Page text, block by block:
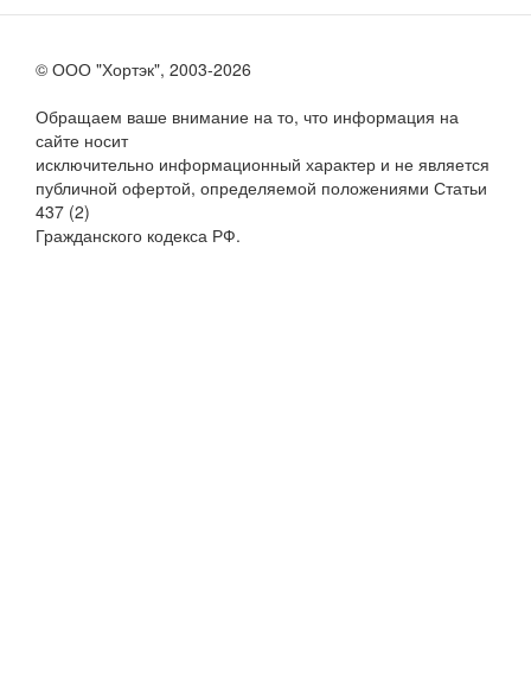
© ООО "Хортэк", 2003-2026
Обращаем ваше внимание на то, что информация на
сайте носит
исключительно информационный характер и не является
публичной офертой, определяемой положениями Статьи
437 (2)
Гражданского кодекса РФ.